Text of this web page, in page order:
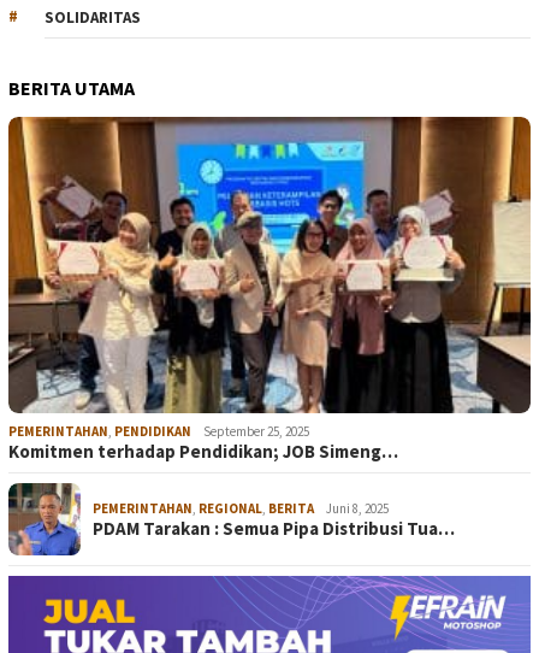
SOLIDARITAS
BERITA UTAMA
PEMERINTAHAN, PENDIDIKAN September 25, 2025
Komitmen terhadap Pendidikan; JOB Simeng…
PEMERINTAHAN, REGIONAL, BERITA Juni 8, 2025
PDAM Tarakan : Semua Pipa Distribusi Tua…